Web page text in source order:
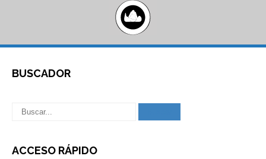
BUSCADOR
ACCESO RÁPIDO